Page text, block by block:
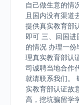
自己做生意的情
且国内没有渠道
提供真实教育部
即可 三、回国
的情况 办理一
理真实教育部认
司诚聘当地合作
就请联系我们。
实教育部认证故
高，挖坑骗留学